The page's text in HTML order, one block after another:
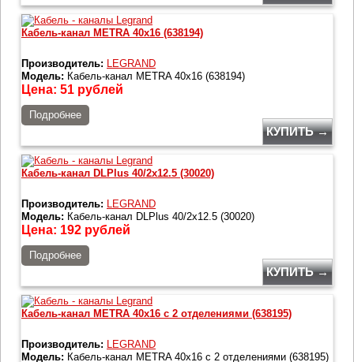
Кабель-канал METRA 40x16 (638194)
Производитель: LEGRAND
Модель: Кабель-канал METRA 40x16 (638194)
Цена: 51 рублей
Подробнее
КУПИТЬ →
Кабель-канал DLPlus 40/2x12.5 (30020)
Производитель: LEGRAND
Модель: Кабель-канал DLPlus 40/2x12.5 (30020)
Цена: 192 рублей
Подробнее
КУПИТЬ →
Кабель-канал METRA 40x16 с 2 отделениями (638195)
Производитель: LEGRAND
Модель: Кабель-канал METRA 40x16 с 2 отделениями (638195)